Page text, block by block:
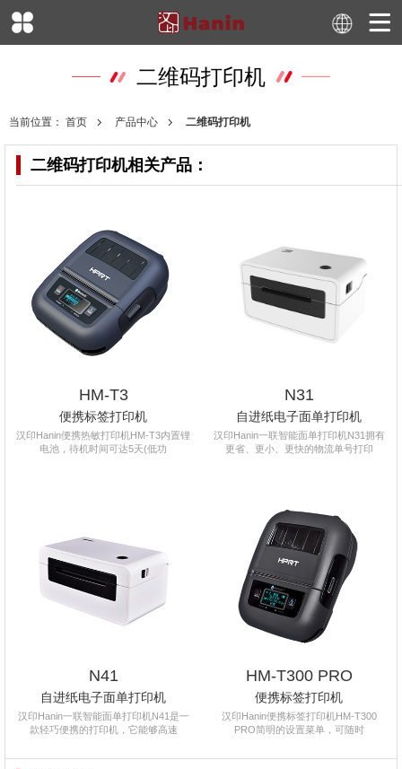
二维码打印机
当前位置： 首页 产品中心 二维码打印机
二维码打印机相关产品：
HM-T3
便携标签打印机
汉印Hanin便携热敏打印机HM-T3内置锂
电池，待机时间可达5天(低功
N31
自进纸电子面单打印机
汉印Hanin一联智能面单打印机N31拥有
更省、更小、更快的物流单号打印
N41
自进纸电子面单打印机
汉印Hanin一联智能面单打印机N41是一
款轻巧便携的打印机，它能够高速
HM-T300 PRO
便携标签打印机
汉印Hanin便携标签打印机HM-T300
PRO简明的设置菜单，可随时